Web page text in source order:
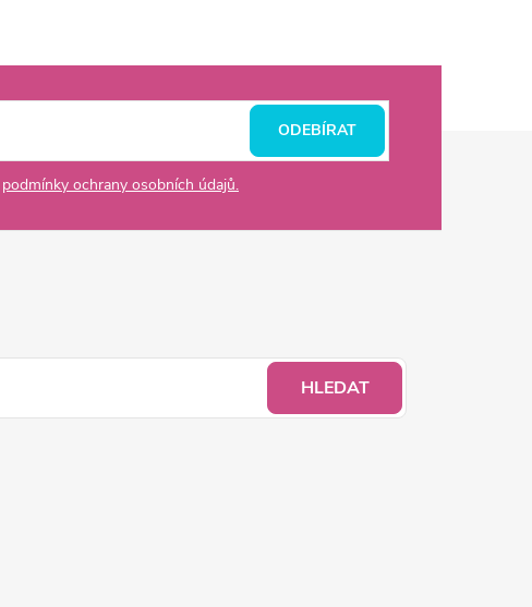
podmínky ochrany osobních údajů.
ODEBÍRAT
HLEDAT